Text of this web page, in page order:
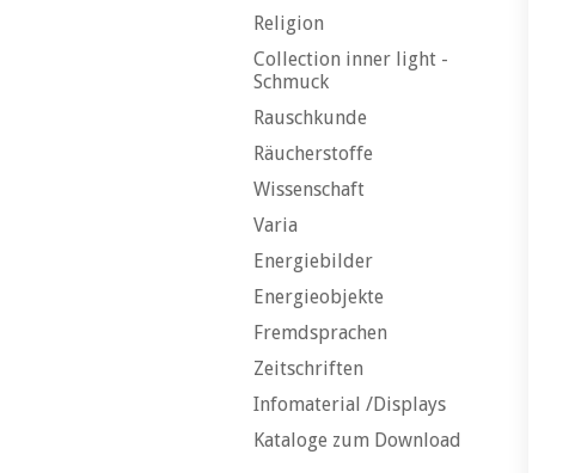
Religion
Collection inner light -
Schmuck
Rauschkunde
Räucherstoffe
Wissenschaft
Varia
Energiebilder
Energieobjekte
Fremdsprachen
Zeitschriften
Infomaterial /Displays
Kataloge zum Download